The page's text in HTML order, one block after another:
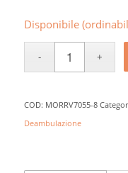
Disponibile
COD: MORRV7055-8
Deambulazione